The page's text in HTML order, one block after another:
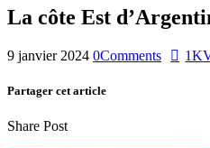
La côte Est
9 janvier 2024 0Comments 1K
Partager cet article
Share Post